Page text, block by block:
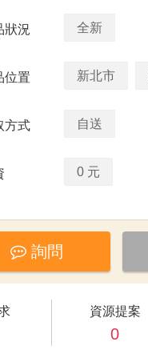
狀況 全新
位置 新北市
方式 自送
0 元
詢問
資源提案
0